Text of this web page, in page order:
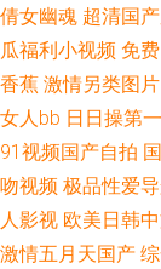
欧美性爰导航 AVAV
青草 91在线公开视
人青青99 91密桃美
倩女幽魂 超清国
瓜福利小视频 免
香蕉 激情另类图片
女人bb 日日操第
91视频国产自拍
吻视频 极品性爱
人影视 欧美日韩
激情五月天国产